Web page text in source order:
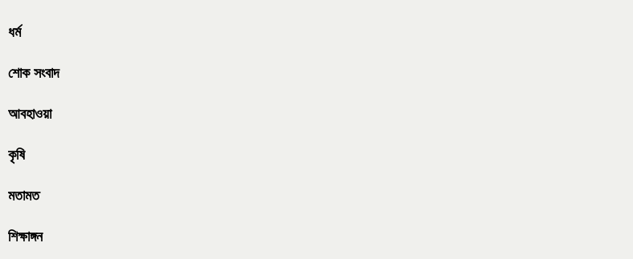
ধর্ম
শোক সংবাদ
আবহাওয়া
কৃষি
মতামত
শিক্ষাঙ্গন